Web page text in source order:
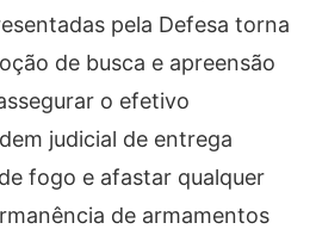
pela Defesa torna
de busca e apreensão
o efetivo
judicial de entrega
fogo e afastar qualquer
de armamentos